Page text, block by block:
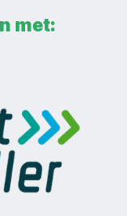
met: